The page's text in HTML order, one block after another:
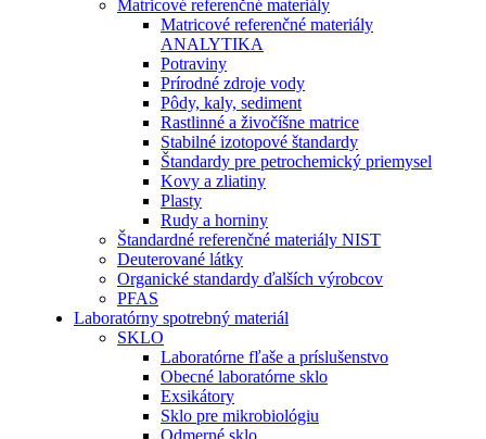
Matricové referenčné materiály
Matricové referenčné materiály
ANALYTIKA
Potraviny
Prírodné zdroje vody
Pôdy, kaly, sediment
Rastlinné a živočíšne matrice
Stabilné izotopové štandardy
Štandardy pre petrochemický priemysel
Kovy a zliatiny
Plasty
Rudy a horniny
Štandardné referenčné materiály NIST
Deuterované látky
Organické standardy ďalších výrobcov
PFAS
Laboratórny spotrebný materiál
SKLO
Laboratórne fľaše a príslušenstvo
Obecné laboratórne sklo
Exsikátory
Sklo pre mikrobiológiu
Odmerné sklo